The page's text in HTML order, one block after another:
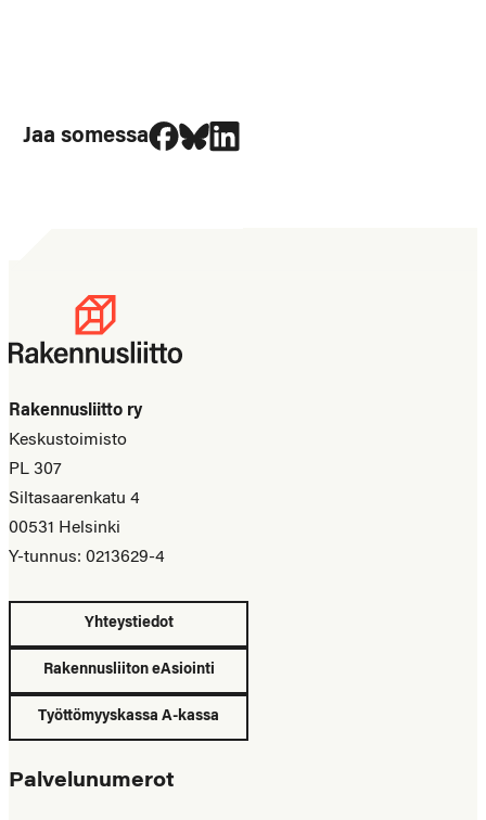
Jaa somessa
Jaa Facebookissa
Jaa Blueskyssa
Jaa LinkedIn:ssä
Rakennusliitto ry
Keskustoimisto
PL 307
Siltasaarenkatu 4
00531 Helsinki
Y-tunnus: 0213629-4
Yhteystiedot
Rakennusliiton eAsiointi
Työttömyyskassa A-kassa
Palvelunumerot